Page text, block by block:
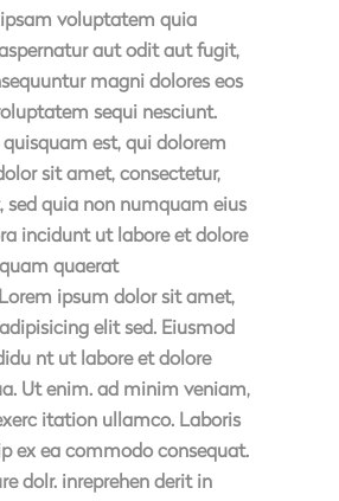
voluptatem quia
aut odit aut fugit,
magni dolores eos
sequi nesciunt.
est, qui dolorem
sit amet, consectetur,
sed quia non numquam eius
incidunt ut labore et dolore
quaerat
ipsum dolor sit amet,
elit sed. Eiusmod
nt ut labore et dolore
Ut enim. ad minim veniam,
itation ullamco. Laboris
ex ea commodo consequat.
dolr. inreprehen derit in